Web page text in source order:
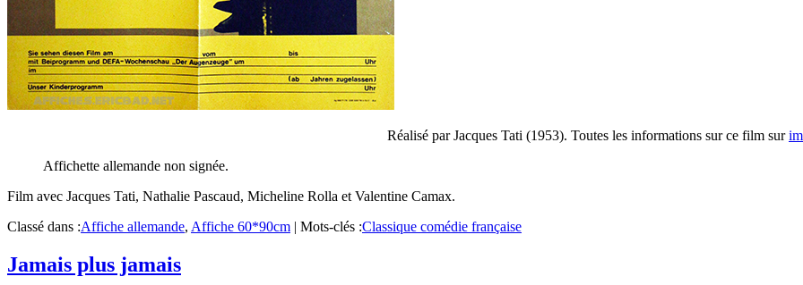
Réalisé par Jacques Tati (1953). Toutes les informations sur ce film sur
Affichette allemande non signée.
Film avec Jacques Tati, Nathalie Pascaud, Micheline Rolla et Valentine Camax.
Classé dans :Affiche allemande, Affiche 60*90cm | Mots-clés :Classique comédie française
Jamais plus jamais